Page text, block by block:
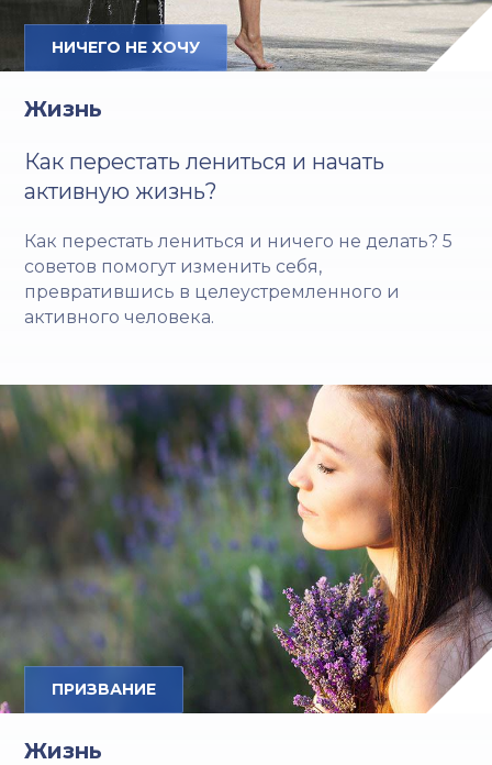
НИЧЕГО НЕ ХОЧУ
Жизнь
Как перестать лениться и начать
активную жизнь?
Как перестать лениться и ничего не делать? 5
советов помогут изменить себя,
превратившись в целеустремленного и
активного человека.
ПРИЗВАНИЕ
Жизнь